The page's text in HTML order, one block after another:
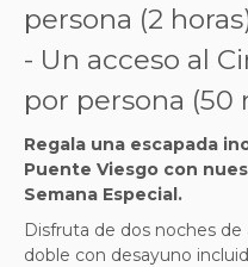
persona (2
- Un acceso al
por persona (50
Regala una escapada
Puente Viesgo con
Semana Especial.
Disfruta de dos noches
doble con desayuno